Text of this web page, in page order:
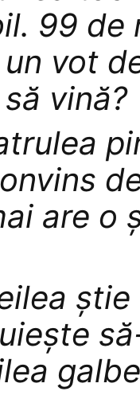
99 de
vot
vină?
are o
ştie